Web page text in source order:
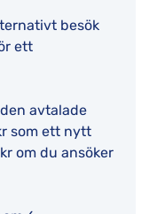
besök
ett
avtalade
som ett nytt
om du ansöker